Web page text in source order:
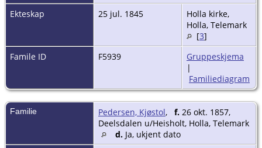
Ekteskap
25 jul. 1845
Holla kirke,
Holla, Telemark
[3]
Famile ID
F5939
Gruppeskjema
|
Familiediagram
Familie Pedersen, Kjøstol, f. 26 okt. 1857,
Deelsdalen u/Heisholt, Holla, Telemark
d. Ja, ukjent dato